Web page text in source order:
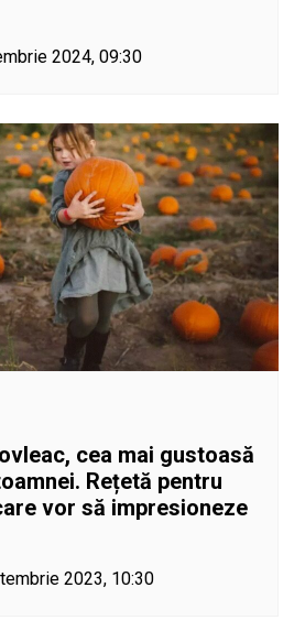
2024, 09:30
cea mai gustoasă
Rețetă pentru
vor să impresioneze
2023, 10:30